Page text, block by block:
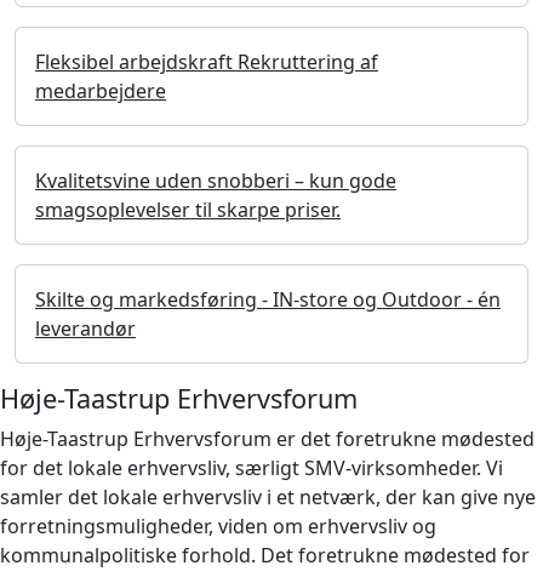
Fleksibel arbejdskraft Rekruttering af
medarbejdere
Kvalitetsvine uden snobberi – kun gode
smagsoplevelser til skarpe priser.
Skilte og markedsføring - IN-store og Outdoor - én
leverandør
Høje-Taastrup Erhvervsforum
Høje-Taastrup Erhvervsforum er det foretrukne mødested
for det lokale erhvervsliv, særligt SMV-virksomheder. Vi
samler det lokale erhvervsliv i et netværk, der kan give nye
forretningsmuligheder, viden om erhvervsliv og
kommunalpolitiske forhold. Det foretrukne mødested for